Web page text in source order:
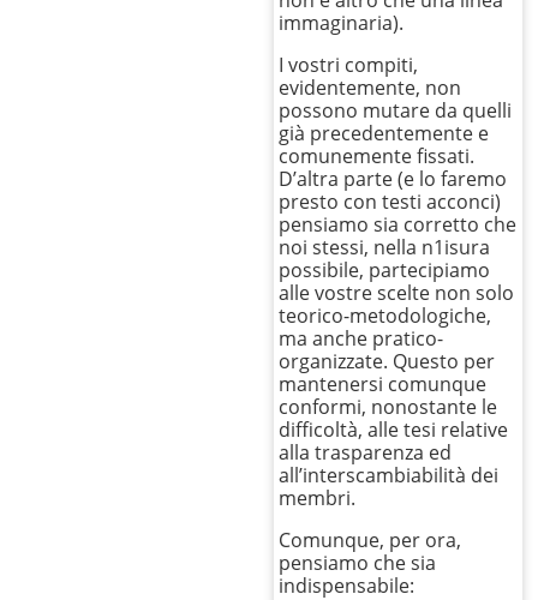
immaginaria).
I vostri compiti,
evidentemente, non
possono mutare da quelli
già precedentemente e
comunemente fissati.
D’altra parte (e lo faremo
presto con testi acconci)
pensiamo sia corretto che
noi stessi, nella n1isura
possibile, partecipiamo
alle vostre scelte non solo
teorico-metodologiche,
ma anche pratico-
organizzate. Questo per
mantenersi comunque
conformi, nonostante le
difficoltà, alle tesi relative
alla trasparenza ed
all’interscambiabilità dei
membri.
Comunque, per ora,
pensiamo che sia
indispensabile: